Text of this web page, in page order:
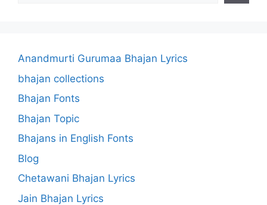
Anandmurti Gurumaa Bhajan Lyrics
bhajan collections
Bhajan Fonts
Bhajan Topic
Bhajans in English Fonts
Blog
Chetawani Bhajan Lyrics
Jain Bhajan Lyrics